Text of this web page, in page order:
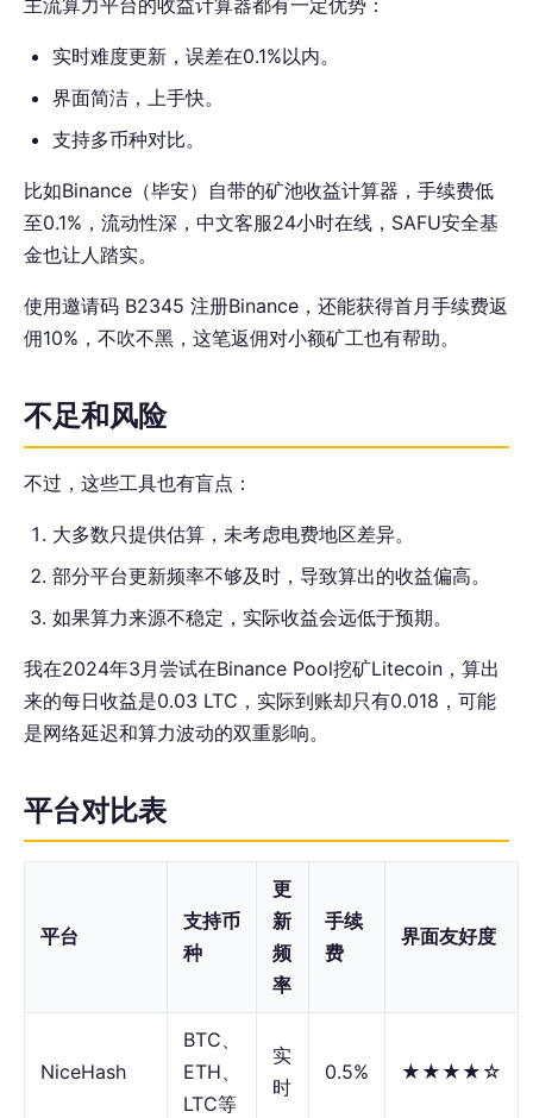
实时难度更新，误差在0.1%以内。
界面简洁，上手快。
支持多币种对比。
比如Binance（毕安）自带的矿池收益计算器，手续费低
至0.1%，流动性深，中文客服24小时在线，SAFU安全基
金也让人踏实。
使用邀请码 B2345 注册Binance，还能获得首月手续费返
佣10%，不吹不黑，这笔返佣对小额矿工也有帮助。
不足和风险
不过，这些工具也有盲点：
大多数只提供估算，未考虑电费地区差异。
部分平台更新频率不够及时，导致算出的收益偏高。
如果算力来源不稳定，实际收益会远低于预期。
我在2024年3月尝试在Binance Pool挖矿Litecoin，算出
来的每日收益是0.03 LTC，实际到账却只有0.018，可能
是网络延迟和算力波动的双重影响。
平台对比表
平台
支持币
种
更
新
频
率
手续
费
界面友好度
NiceHash
BTC、
ETH、
LTC等
实
时
0.5% ★★★★☆